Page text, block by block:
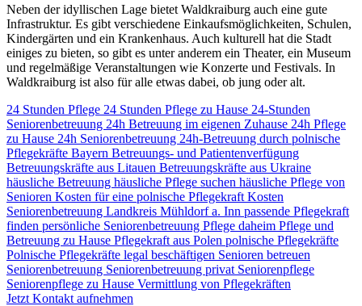
Neben der idyllischen Lage bietet Waldkraiburg auch eine gute
Infrastruktur. Es gibt verschiedene Einkaufsmöglichkeiten, Schulen,
Kindergärten und ein Krankenhaus. Auch kulturell hat die Stadt
einiges zu bieten, so gibt es unter anderem ein Theater, ein Museum
und regelmäßige Veranstaltungen wie Konzerte und Festivals. In
Waldkraiburg ist also für alle etwas dabei, ob jung oder alt.
24 Stunden Pflege 24 Stunden Pflege zu Hause 24-Stunden
Seniorenbetreuung 24h Betreuung im eigenen Zuhause 24h Pflege
zu Hause 24h Seniorenbetreuung 24h-Betreuung durch polnische
Pflegekräfte Bayern Betreuungs- und Patientenverfügung
Betreuungskräfte aus Litauen Betreuungskräfte aus Ukraine
häusliche Betreuung häusliche Pflege suchen häusliche Pflege von
Senioren Kosten für eine polnische Pflegekraft Kosten
Seniorenbetreuung Landkreis Mühldorf a. Inn passende Pflegekraft
finden persönliche Seniorenbetreuung Pflege daheim Pflege und
Betreuung zu Hause Pflegekraft aus Polen polnische Pflegekräfte
Polnische Pflegekräfte legal beschäftigen Senioren betreuen
Seniorenbetreuung Seniorenbetreuung privat Seniorenpflege
Seniorenpflege zu Hause Vermittlung von Pflegekräften
Jetzt Kontakt aufnehmen